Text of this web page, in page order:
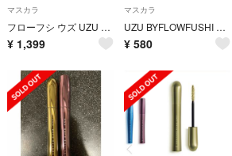
マスカラ
フローフシ ウズ UZU BY FLOWFUSHモテマスカラ バーガンディ
¥ 1,399
マスカラ
UZU BYFLOWFUSHI モテマスカラ カーキ
¥ 580